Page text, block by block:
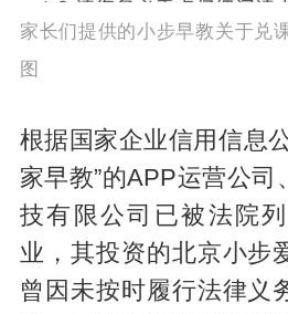
家长们提供的小步早教关于兑
图
根据国家企业信用信息
家早教”的APP运营公
技有限公司已被法院
业，其投资的北京小步
曾因未按时履行法律义